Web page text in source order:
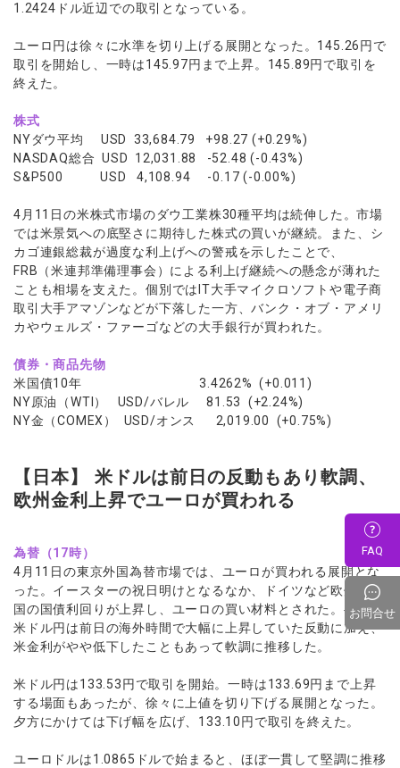
1.2424ドル近辺での取引となっている。
ユーロ円は徐々に水準を切り上げる展開となった。145.26円で
取引を開始し、一時は145.97円まで上昇。145.89円で取引を
終えた。
株式
NYダウ平均 USD 33,684.79 +98.27 (+0.29%)
NASDAQ総合 USD 12,031.88 -52.48 (-0.43%)
S&P500 USD 4,108.94 -0.17 (-0.00%)
4月11日の米株式市場のダウ工業株30種平均は続伸した。市場
では米景気への底堅さに期待した株式の買いが継続。また、シ
カゴ連銀総裁が過度な利上げへの警戒を示したことで、
FRB（米連邦準備理事会）による利上げ継続への懸念が薄れた
ことも相場を支えた。個別ではIT大手マイクロソフトや電子商
取引大手アマゾンなどが下落した一方、バンク・オブ・アメリ
カやウェルズ・ファーゴなどの大手銀行が買われた。
債券・商品先物
米国債10年 3.4262% (+0.011)
NY原油（WTI） USD/バレル 81.53 (+2.24%)
NY金（COMEX） USD/オンス 2,019.00 (+0.75%)
【日本】 米ドルは前日の反動もあり軟調、
欧州金利上昇でユーロが買われる
為替（17時）
4月11日の東京外国為替市場では、ユーロが買われる展開とな
った。イースターの祝日明けとなるなか、ドイツなど欧州主要
国の国債利回りが上昇し、ユーロの買い材料とされた。半面、
米ドル円は前日の海外時間で大幅に上昇していた反動に加え、
米金利がやや低下したこともあって軟調に推移した。
米ドル円は133.53円で取引を開始。一時は133.69円まで上昇
する場面もあったが、徐々に上値を切り下げる展開となった。
夕方にかけては下げ幅を広げ、133.10円で取引を終えた。
ユーロドルは1.0865ドルで始まると、ほぼ一貫して堅調に推移
FAQ
お問合せ